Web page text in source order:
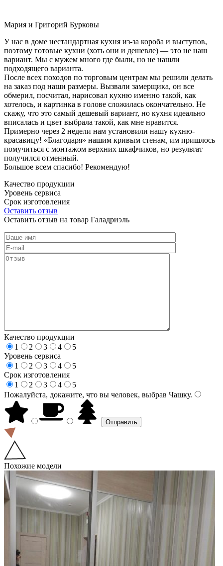
Мария и Григорий Бурковы
У нас в доме нестандартная кухня из-за короба и выступов,
поэтому готовые кухни (хоть они и дешевле) — это не наш
вариант. Мы с мужем много где были, но не нашли
подходящего варианта.
После всех походов по торговым центрам мы решили делать
на заказ под наши размеры. Вызвали замерщика, он все
обмерил, посчитал, нарисовал кухню именно такой, как
хотелось, и картинка в голове сложилась окончательно. Не
скажу, что это самый дешевый вариант, но кухня идеально
вписалась и цвет выбрала такой, как мне нравится.
Примерно через 2 недели нам установили нашу кухню-
красавицу! «Благодаря» нашим кривым стенам, им пришлось
помучиться с монтажом верхних шкафчиков, но результат
получился отменный.
Большое всем спасибо! Рекомендую!
Качество продукции
Уровень сервиса
Срок изготовления
Оставить отзыв
Оставить отзыв на товар Галадриэль
Качество продукции
1
2 3 4
5
Уровень сервиса
1
2 3 4
5
Срок изготовления
1
2 3 4
5
Пожалуйста, докажите, что вы человек, выбрав Чашку.
Похожие модели